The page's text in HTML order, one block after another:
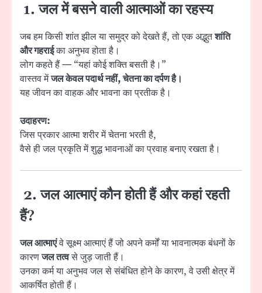
1. जल में बसने वाली आत्माओं का रहस्य
जब हम किसी शांत झील या समुद्र को देखते हैं, तो एक अद्भुतशांति
और गहराईका अनुभव होता है।
लोग कहते हैं — “यहां कोई शक्ति बसती है।”
वास्तव मेंजल केवल पदार्थ नहीं, चेतना का दर्पण है।
यह जीवन का वाहक और भावना का प्रतीक है।
उदाहरण:
जिस प्रकार आत्मा शरीर में चेतना भरती है,
वैसे ही जल प्रकृति में शुद्ध भावनाओं का प्रवाह बनाए रखता है।
2. जल आत्माएं कौन होती हैं और कहां रहती
हैं?
जल आत्माएंवे सूक्ष्म आत्माएं हैं जो अपने कर्मों या भावनात्मक बंधनों के
कारणजल तत्वसे जुड़ जाती हैं।
उनका कर्म या अनुभव जल से संबंधित होने के कारण, वे उसी क्षेत्र में
आकर्षित होती हैं।